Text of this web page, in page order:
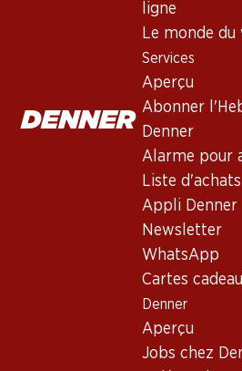
ligne
Le monde du
Services
Aperçu
Abonner
Denner
Alarme pour
Liste d'achats
Appli Denner
Newsletter
WhatsApp
Cartes
Denner
Aperçu
Jobs chez
Cantina Terlan Tradition
Gewürztraminer Alto Adige
DOC
2024
3 produits
Haut de la